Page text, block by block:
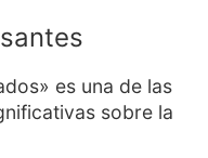
es una de las
sobre la